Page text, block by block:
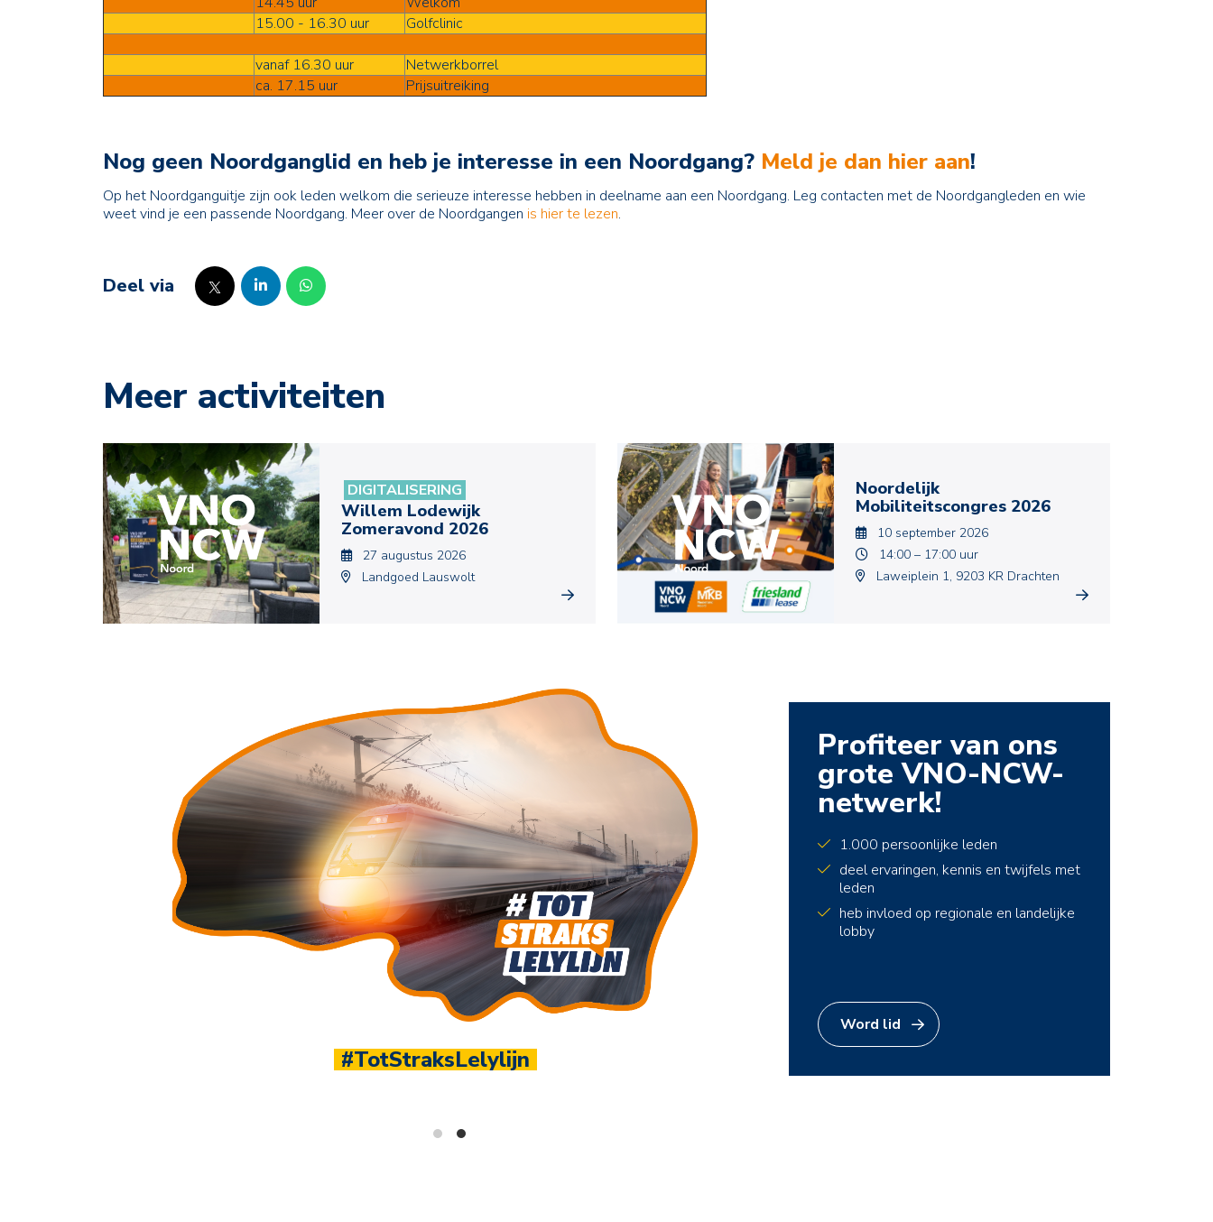
15.00 - 16.30 uur
Golfclinic
vanaf 16.30 uur
Netwerkborrel
ca. 17.15 uur
Prijsuitreiking
Nog geen Noordganglid en heb je interesse in een Noordgang? Meld je dan hier aan!
Op het Noordganguitje zijn ook leden welkom die serieuze interesse hebben in deelname aan een Noordgang. Leg contacten met de Noordgangleden en wie
weet vind je een passende Noordgang. Meer over de Noordgangen is hier te lezen.
Deel via
Meer activiteiten
DIGITALISERING
Willem Lodewijk
Zomeravond 2026
27 augustus 2026
Landgoed Lauswolt
Noordelijk
Mobiliteitscongres 2026
10 september 2026
14:00 – 17:00 uur
Laweiplein 1, 9203 KR Drachten
Profiteer van ons
grote VNO-NCW-
netwerk!
1.000 persoonlijke leden
deel ervaringen, kennis en twijfels met
leden
heb invloed op regionale en landelijke
lobby
Word lid